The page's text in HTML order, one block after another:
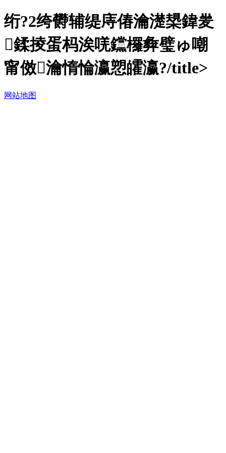
绗?2绔欎辅缇庤偆瀹濋槼鍏夎
鍒掕蛋杩涘唴钂欏彜璧ゅ嘲
甯傚瀹惰惀瀛愬皬瀛?/title>
网站地图